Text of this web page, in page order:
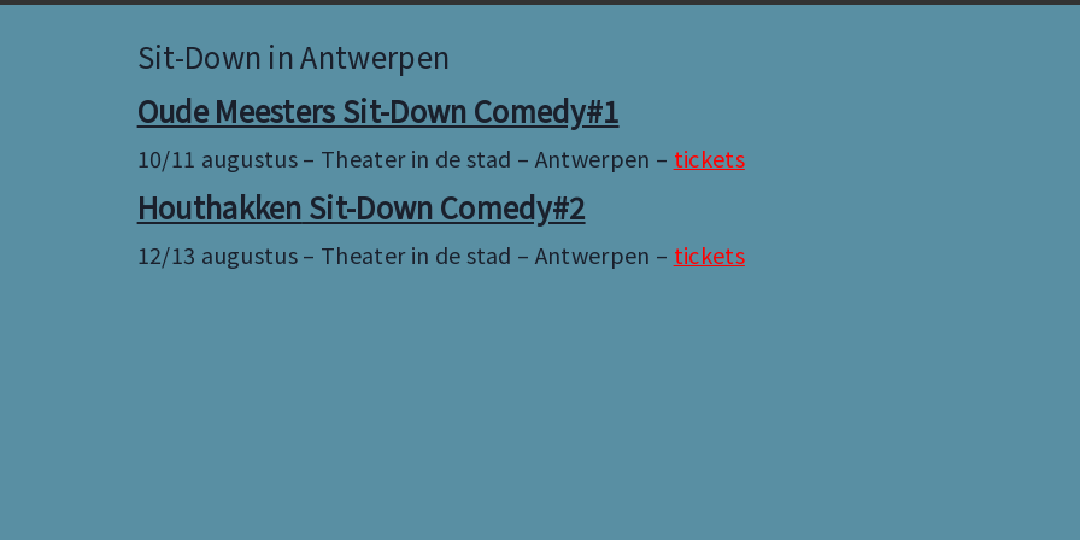
Sit-Down in Antwerpen
Oude Meesters Sit-Down Comedy#1
10/11 augustus – Theater in de stad – Antwerpen – tickets
Houthakken Sit-Down Comedy#2
12/13 augustus – Theater in de stad – Antwerpen – tickets